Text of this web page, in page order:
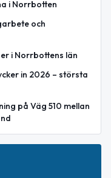
i Norrbotten
och
i Norrbottens län
in 2026 – största
på Väg 510 mellan